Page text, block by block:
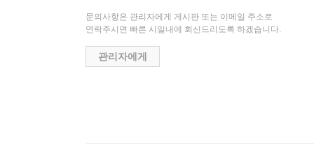
문의사항은 관리자에게 게시판 또는 이메일 주소로
연락주시면 빠른 시일내에 회신드리도록 하겠습니다.
관리자에게